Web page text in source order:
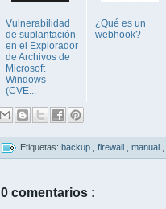
Vulnerabilidad
de suplantación
en el Explorador
de Archivos de
Microsoft
Windows
(CVE...
¿Qué es un
webhook?
Etiquetas: backup firewall manual
0 comentarios :